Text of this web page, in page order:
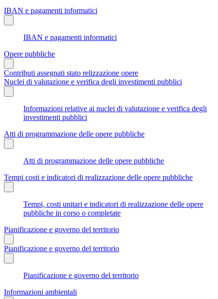
IBAN e pagamenti informatici
IBAN e pagamenti informatici
Opere pubbliche
Contributi assegnati stato relizzazione opere
Nuclei di valutazione e verifica degli investimenti pubblici
Informazioni relative ai nuclei di valutazione e verifica degli
investimenti pubblici
Atti di programmazione delle opere pubbliche
Atti di programmazione delle opere pubbliche
Tempi costi e indicatori di realizzazione delle opere pubbliche
Tempi, costi unitari e indicatori di realizzazione delle opere
pubbliche in corso o completate
Pianificazione e governo del territorio
Pianificazione e governo del territorio
Pianificazione e governo del territorio
Informazioni ambientali